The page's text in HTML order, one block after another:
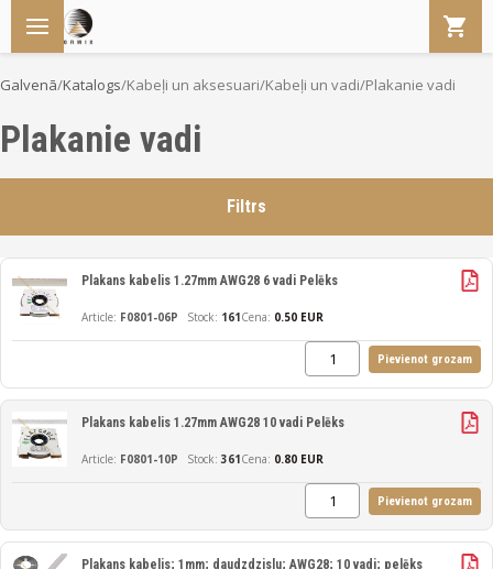
Galvenā/Katalogs/Kabeļi un aksesuari/Kabeļi un vadi/Plakanie vadi
Plakanie vadi
Filtrs
F0801-06P
Plakans kabelis 1.27mm AWG28 6 vadi Pelēks
161Cena: 0.50 EUR
Pievienot grozam
F0801-10P
Plakans kabelis 1.27mm AWG28 10 vadi Pelēks
361Cena: 0.80 EUR
Pievienot grozam
Plakans kabelis; 1mm; daudzdzislu; AWG28; 10 vadi; pelēks